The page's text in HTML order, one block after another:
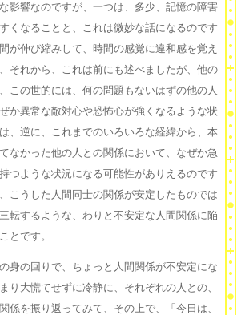
影響なのですが、一つは、多少、記憶の障害
くなることと、これは微妙な話になるのです
が伸び縮みして、時間の感覚に違和感を覚え
それから、これは前にも述べましたが、他の
この世的には、何の問題もないはずの他の人
か異常な敵対心や恐怖心が強くなるような状
、逆に、これまでのいろいろな経緯から、本
なかった他の人との関係において、なぜか急
つような状況になる可能性がありえるのです
こうした人間同士の関係が安定したものでは
転するような、わりと不安定な人間関係に陥
とです。
身の回りで、ちょっと人間関係が不安定にな
り大慌てせずに冷静に、それぞれの人との、
係を振り返ってみて、その上で、「今日は、